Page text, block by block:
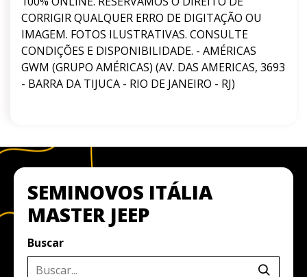
CORRIGIR QUALQUER ERRO DE DIGITAÇÃO OU
IMAGEM. FOTOS ILUSTRATIVAS. CONSULTE
CONDIÇÕES E DISPONIBILIDADE. - AMÉRICAS
GWM (GRUPO AMÉRICAS) (AV. DAS AMERICAS, 3693
- BARRA DA TIJUCA - RIO DE JANEIRO - RJ)
SEMINOVOS ITÁLIA
MASTER JEEP
Buscar